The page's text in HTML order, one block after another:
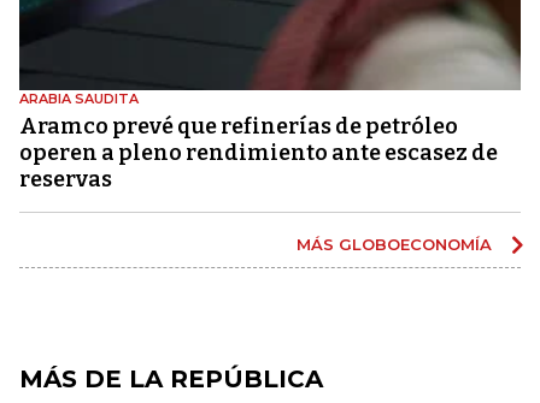
ARABIA SAUDITA
Aramco prevé que refinerías de petróleo
operen a pleno rendimiento ante escasez de
reservas
MÁS GLOBOECONOMÍA
MÁS DE LA REPÚBLICA